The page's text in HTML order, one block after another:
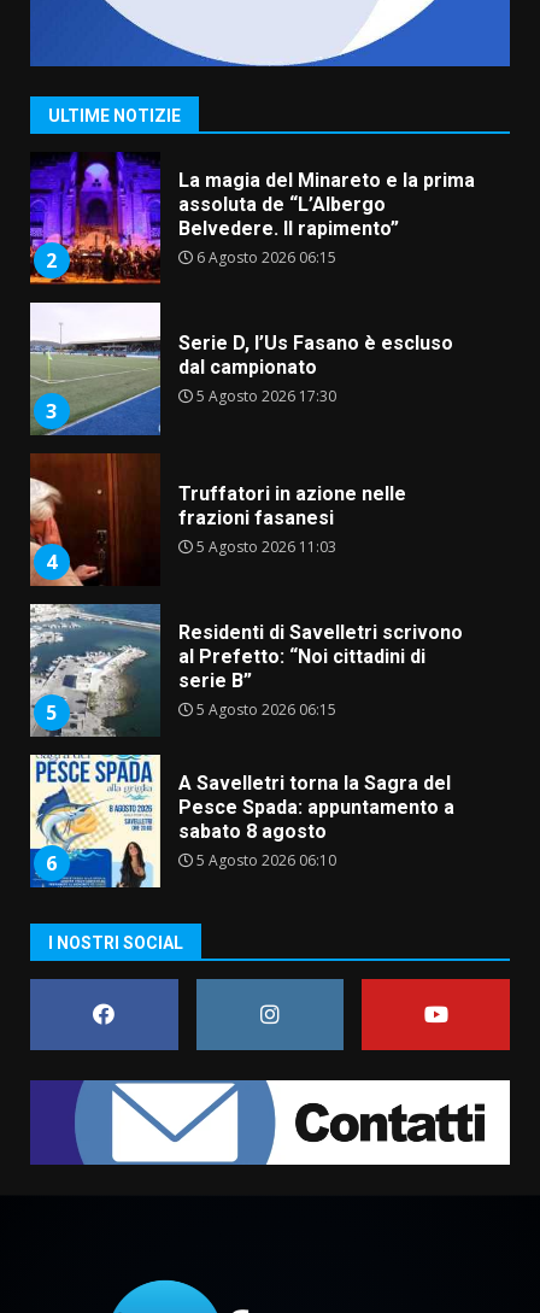
ULTIME NOTIZIE
2
assoluta de “L’Albergo
Belvedere. Il rapimento”
3
Serie D, l’Us Fasano è escluso
dal campionato
4
Truffatori in azione nelle
5
Residenti di Savelletri scrivono
al Prefetto: “Noi cittadini di
6
A Savelletri torna la Sagra del
Pesce Spada: appuntamento a
L’abusivismo giornalistico è un
pericolo
Cura dei beni comuni e
l’avviso per la gestione
6 Agosto 2026 06:20
La magia del Minareto e la prima
assoluta de “L’Albergo
Serie D, l’Us Fasano è escluso
I NOSTRI SOCIAL